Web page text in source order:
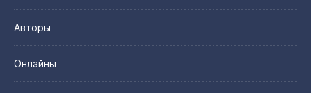
Авторы
Онлайны